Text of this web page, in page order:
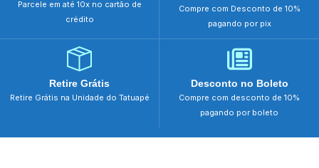
Parcele em até 10x no cartão de
crédito
Compre com Desconto de 10%
pagando por pix
Retire Grátis
Retire Grátis na Unidade do Tatuapé
Desconto no Boleto
Compre com desconto de 10%
pagando por boleto